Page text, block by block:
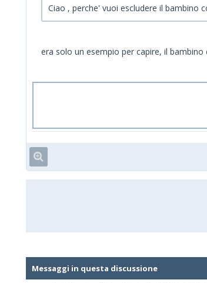
Ciao , perche' vuoi escludere il bambino
era solo un esempio per capire, il
Messaggi in questa discussione